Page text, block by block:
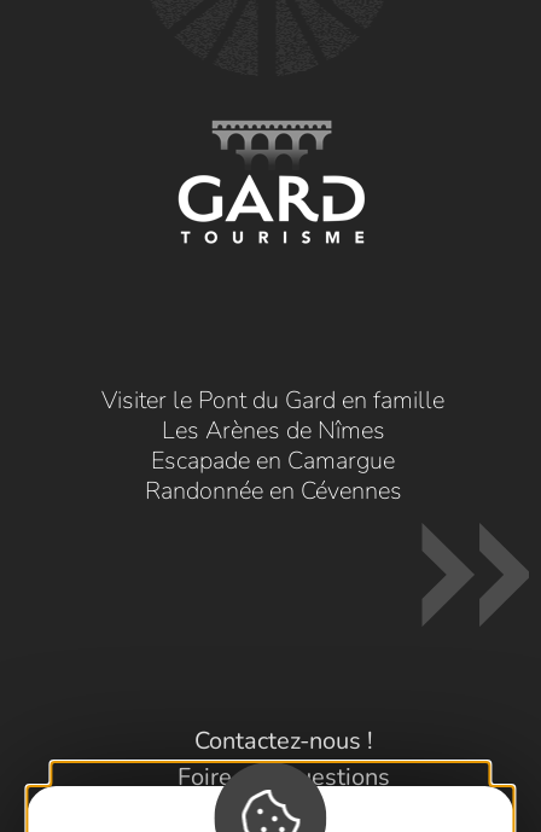
Visiter le Pont du Gard en famille
Les Arènes de Nîmes
Escapade en Camargue
Randonnée en Cévennes
Contactez-nous !
Foire aux questions
Brochures